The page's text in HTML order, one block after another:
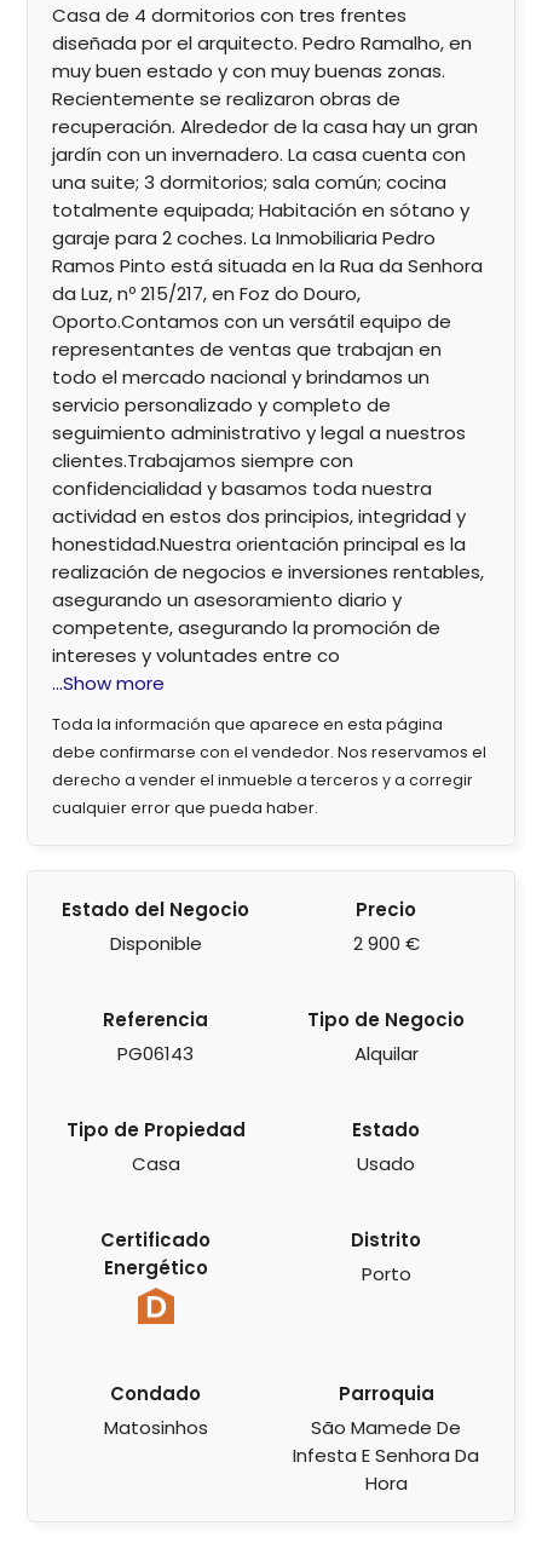
Casa de 4 dormitorios con tres frentes
diseñada por el arquitecto. Pedro Ramalho, en
muy buen estado y con muy buenas zonas.
Recientemente se realizaron obras de
recuperación. Alrededor de la casa hay un gran
jardín con un invernadero. La casa cuenta con
una suite; 3 dormitorios; sala común; cocina
totalmente equipada; Habitación en sótano y
garaje para 2 coches. La Inmobiliaria Pedro
Ramos Pinto está situada en la Rua da Senhora
da Luz, nº 215/217, en Foz do Douro,
Oporto.Contamos con un versátil equipo de
representantes de ventas que trabajan en
todo el mercado nacional y brindamos un
servicio personalizado y completo de
seguimiento administrativo y legal a nuestros
clientes.Trabajamos siempre con
confidencialidad y basamos toda nuestra
actividad en estos dos principios, integridad y
honestidad.Nuestra orientación principal es la
realización de negocios e inversiones rentables,
asegurando un asesoramiento diario y
competente, asegurando la promoción de
intereses y voluntades entre co
...Show more
Toda la información que aparece en esta página
debe confirmarse con el vendedor. Nos reservamos el
derecho a vender el inmueble a terceros y a corregir
cualquier error que pueda haber.
Estado del Negocio
Disponible
Precio
2 900 €
Referencia
PG06143
Tipo de Negocio
Alquilar
Tipo de Propiedad
Casa
Estado
Usado
Certificado
Energético
Distrito
Porto
Condado
Matosinhos
Parroquia
São Mamede De
Infesta E Senhora Da
Hora